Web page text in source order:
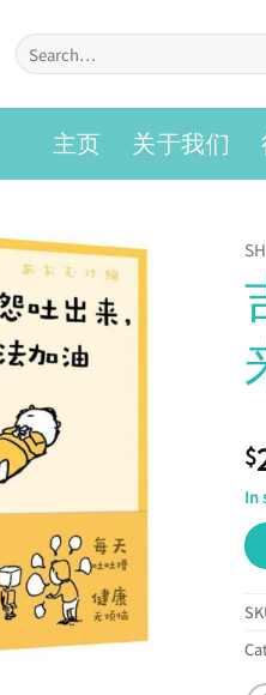
Search
for:
主页 关于我们
wishlist
$
In